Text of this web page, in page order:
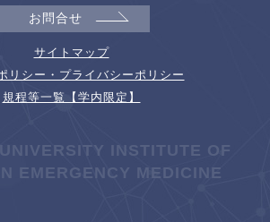
お問合せ
サイトマップ
リシー・プライバシーポリシー
規程等一覧【学内限定】
INSTITUTE OF
EMERGENCY MEDICINE